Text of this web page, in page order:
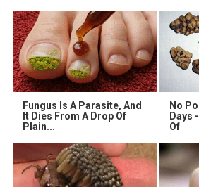
Fungus Is A Parasite, And
It Dies From A Drop Of
Plain...
No
Days
Of